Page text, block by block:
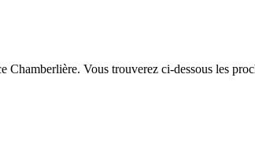
Chamberlière. Vous trouverez ci-dessous les